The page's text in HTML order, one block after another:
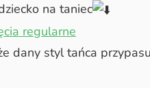
na taniec
regularne
dany styl tańca